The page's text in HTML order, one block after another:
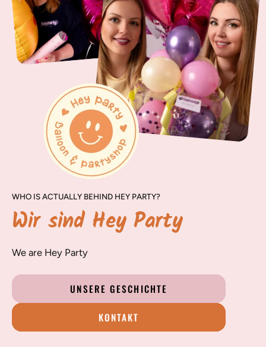
WHO IS ACTUALLY BEHIND HEY PARTY?
Wir sind Hey Party
We are Hey Party
UNSERE GESCHICHTE
KONTAKT